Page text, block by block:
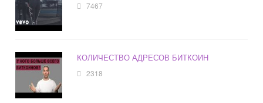
7467
КОЛИЧЕСТВО АДРЕСОВ БИТКОИН
2318